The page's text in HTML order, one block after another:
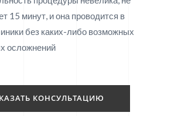
15 минут, и она проводится в
без каких-либо возможных
осложнений
КОНСУЛЬТАЦИЮ